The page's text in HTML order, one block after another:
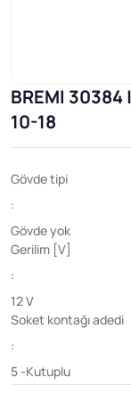
BREMI 30384
10-18
Gövde tipi
:
Gövde yok
Gerilim [V]
:
12 V
Soket kontağı adedi
:
5 -Kutuplu